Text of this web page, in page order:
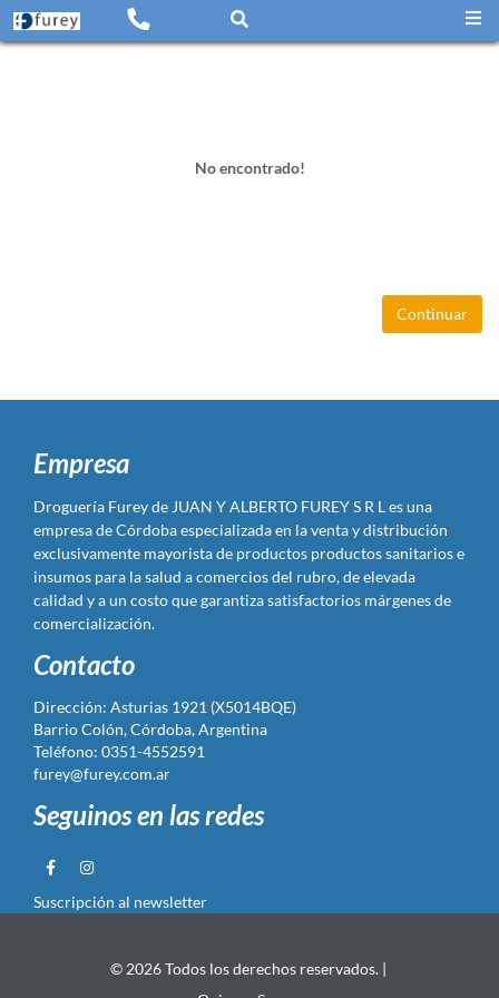
No encontrado!
Continuar
Empresa
Droguería Furey de JUAN Y ALBERTO FUREY S R L es una
empresa de Córdoba especializada en la venta y distribución
exclusivamente mayorista de productos productos sanitarios e
insumos para la salud a comercios del rubro, de elevada
calidad y a un costo que garantiza satisfactorios márgenes de
comercialización.
Contacto
Dirección: Asturias 1921 (X5014BQE)
Barrio Colón, Córdoba, Argentina
Teléfono: 0351-4552591
furey@furey.com.ar
Seguinos en las redes
Suscripción al newsletter
© 2026 Todos los derechos reservados. |